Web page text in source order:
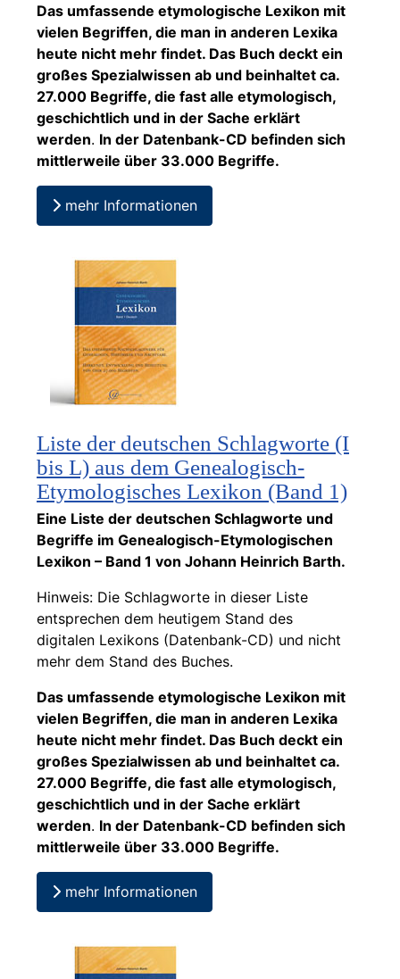
Das umfassende etymologische Lexikon mit
vielen Begriffen, die man in anderen Lexika
heute nicht mehr findet. Das Buch deckt ein
großes Spezialwissen ab und beinhaltet ca.
27.000 Begriffe, die fast alle etymologisch,
geschichtlich und in der Sache erklärt
werden. In der Datenbank-CD befinden sich
mittlerweile über 33.000 Begriffe.
mehr Informationen
Liste der deutschen Schlagworte (I
bis L) aus dem Genealogisch-
Etymologisches Lexikon (Band 1)
Eine Liste der deutschen Schlagworte und
Begriffe im Genealogisch-Etymologischen
Lexikon – Band 1 von Johann Heinrich Barth.
Hinweis: Die Schlagworte in dieser Liste
entsprechen dem heutigem Stand des
digitalen Lexikons (Datenbank-CD) und nicht
mehr dem Stand des Buches.
Das umfassende etymologische Lexikon mit
vielen Begriffen, die man in anderen Lexika
heute nicht mehr findet. Das Buch deckt ein
großes Spezialwissen ab und beinhaltet ca.
27.000 Begriffe, die fast alle etymologisch,
geschichtlich und in der Sache erklärt
werden. In der Datenbank-CD befinden sich
mittlerweile über 33.000 Begriffe.
mehr Informationen